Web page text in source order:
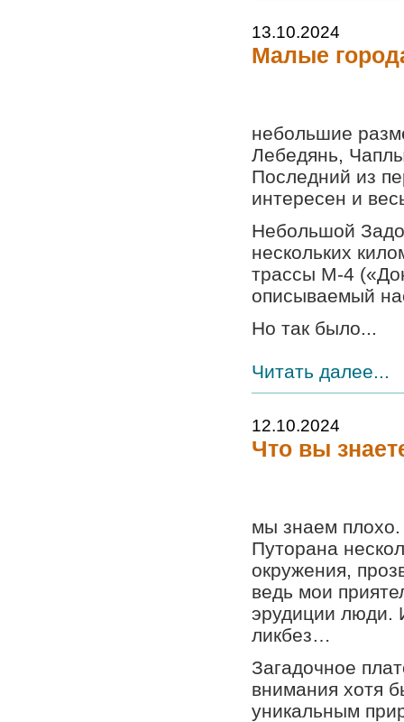
13.10.2024
Малые
небольшие
Лебедянь,
Последний из
интересен и
Небольшой
нескольких
трассы М-4
описываемый
Но так было...
Читать далее...
12.10.2024
Что вы
мы знаем плохо.
Путорана
окружения,
ведь мои
эрудиции люди.
ликбез…
Загадочное
внимания хотя
уникальным